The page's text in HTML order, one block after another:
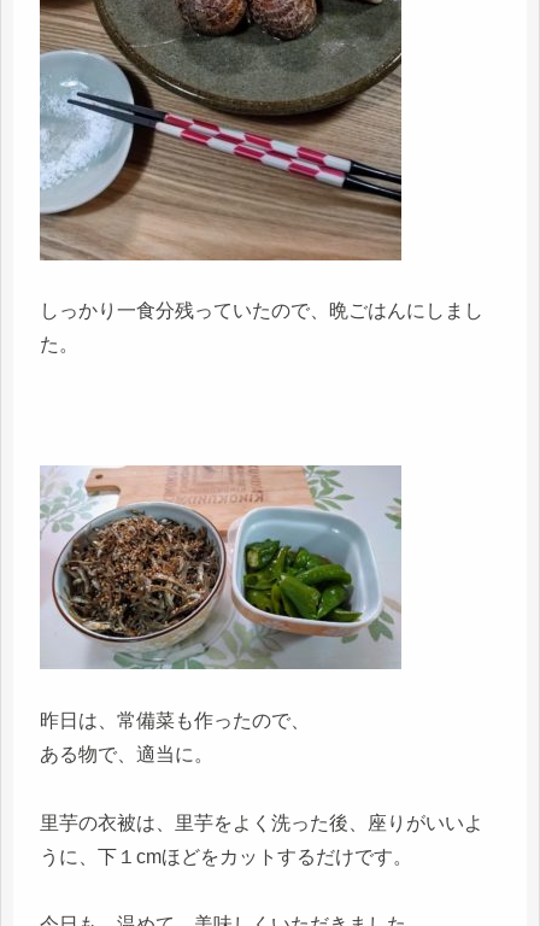
しっかり一食分残っていたので、晩ごはんにしまし
た。
昨日は、常備菜も作ったので、
ある物で、適当に。
里芋の衣被は、里芋をよく洗った後、座りがいいよ
うに、下１cmほどをカットするだけです。